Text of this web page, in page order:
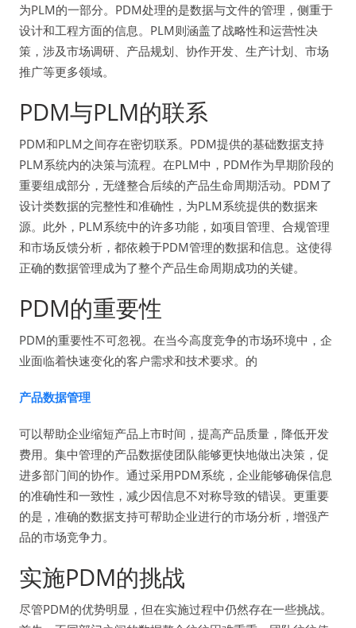
为PLM的一部分。PDM处理的是数据与文件的管理，侧重于
设计和工程方面的信息。PLM则涵盖了战略性和运营性决
策，涉及市场调研、产品规划、协作开发、生产计划、市场
推广等更多领域。
PDM与PLM的联系
PDM和PLM之间存在密切联系。PDM提供的基础数据支持
PLM系统内的决策与流程。在PLM中，PDM作为早期阶段的
重要组成部分，无缝整合后续的产品生命周期活动。PDM了
设计类数据的完整性和准确性，为PLM系统提供的数据来
源。此外，PLM系统中的许多功能，如项目管理、合规管理
和市场反馈分析，都依赖于PDM管理的数据和信息。这使得
正确的数据管理成为了整个产品生命周期成功的关键。
PDM的重要性
PDM的重要性不可忽视。在当今高度竞争的市场环境中，企
业面临着快速变化的客户需求和技术要求。的
产品数据管理
可以帮助企业缩短产品上市时间，提高产品质量，降低开发
费用。集中管理的产品数据使团队能够更快地做出决策，促
进多部门间的协作。通过采用PDM系统，企业能够确保信息
的准确性和一致性，减少因信息不对称导致的错误。更重要
的是，准确的数据支持可帮助企业进行的市场分析，增强产
品的市场竞争力。
实施PDM的挑战
尽管PDM的优势明显，但在实施过程中仍然存在一些挑战。